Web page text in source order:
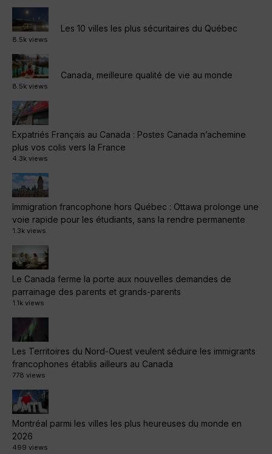
Les 10 villes les plus sécuritaires du Québec
8.5k views
Canada, meilleure qualité de vie au monde
8.5k views
Expatriés Français au Canada : Postes Canada n’achemine
plus vos colis vers la France
4.3k views
Immigration francophone hors Québec : Ottawa prolonge une
voie rapide pour les étudiants, sans la rendre permanente
1.3k views
Le Canada ferme la porte aux nouvelles demandes de
parrainage des parents et grands-parents
1.1k views
Les Territoires du Nord-Ouest veulent séduire les immigrants
francophones établis ailleurs au Canada
778 views
Montréal parmi les villes les plus heureuses du monde en
2026
499 views